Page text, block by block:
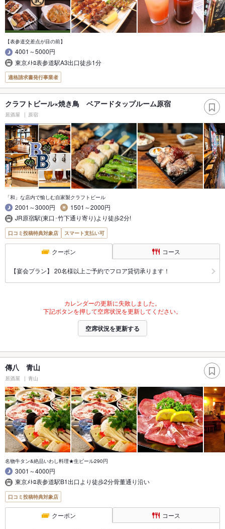
【表参道交差点が目の前】
4001～5000円
東京ﾒﾄﾛ表参道駅A3出口徒歩1分
適格請求書発行事業者
クラフトビール×焼き鳥 ベアードタップルーム原宿
居酒屋 原宿
「和」な店内で愉しむ自家製クラフトビール
2001～3000円
1501～2000円
JR原宿駅(東口･竹下通り寄り)より徒歩2分!
口コミ投稿特典対象店 スマート支払い可
クーポン コース
【宴会プラン】 20名様以上ご予約でフロア貸切承ります！
カレンダーの更新に失敗しました。
下記ボタンを押して空席状況を更新してください。
空席状況を更新する
傳八 青山
居酒屋 青山
名物牛タン&絶品いわし料理★生ビール290円
3001～4000円
東京ﾒﾄﾛ表参道駅B1出口より徒歩2分骨董通り沿い
口コミ投稿特典対象店
クーポン コース